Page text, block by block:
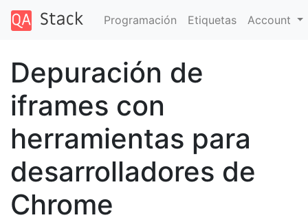
Programación Etiquetas Account
Depuración de
iframes con
herramientas para
desarrolladores de
Chrome